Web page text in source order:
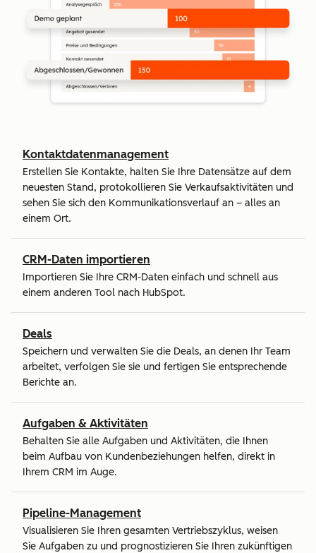
Kontaktdatenmanagement
Erstellen Sie Kontakte, halten Sie Ihre Datensätze auf dem
neuesten Stand, protokollieren Sie Verkaufsaktivitäten und
sehen Sie sich den Kommunikationsverlauf an – alles an
einem Ort.
CRM-Daten importieren
Importieren Sie Ihre CRM-Daten einfach und schnell aus
einem anderen Tool nach HubSpot.
Deals
Speichern und verwalten Sie die Deals, an denen Ihr Team
arbeitet, verfolgen Sie sie und fertigen Sie entsprechende
Berichte an.
Aufgaben & Aktivitäten
Behalten Sie alle Aufgaben und Aktivitäten, die Ihnen
beim Aufbau von Kundenbeziehungen helfen, direkt in
Ihrem CRM im Auge.
Pipeline-Management
Visualisieren Sie Ihren gesamten Vertriebszyklus, weisen
Sie Aufgaben zu und prognostizieren Sie Ihren zukünftigen